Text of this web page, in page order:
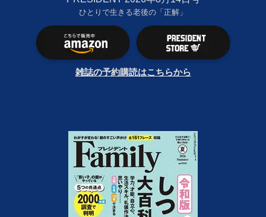
ひとりで生きる老後の「正解」
雑誌の予約購読はこちらから